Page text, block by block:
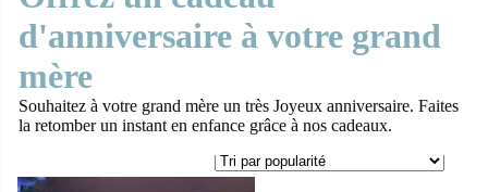
d'anniversaire à votre grand
mère
Souhaitez à votre grand mère un très Joyeux anniversaire. Faites
la retomber un instant en enfance grâce à nos cadeaux.